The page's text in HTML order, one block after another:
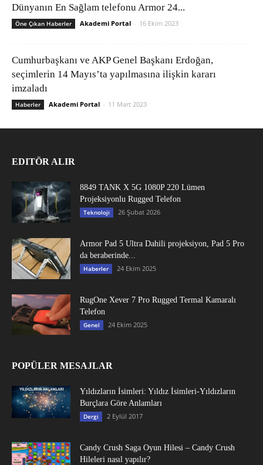
Dünyanın En Sağlam telefonu Armor 24...
Öne Çıkan Haberler Akademi Portal - 16 Ekim 2023
Cumhurbaşkanı ve AKP Genel Başkanı Erdoğan,
seçimlerin 14 Mayıs’ta yapılmasına ilişkin kararı
imzaladı
Haberler Akademi Portal - 11 Mart 2023
EDITÖR ALIR
8849 TANK X 5G 1080P 220 Lümen
Projeksiyonlu Rugged Telefon
Teknoloji 26 Şubat 2026
Armor Pad 5 Ultra Dahili projeksiyon, Pad 5 Pro
da beraberinde...
Haberler 24 Ekim 2025
RugOne Xever 7 Pro Rugged Termal Kamaralı
Telefon
Genel 24 Ekim 2025
POPÜLER MESAJLAR
Yıldızların İsimleri: Yıldız İsimleri-Yıldızların
Burçlara Göre Anlamları
Dergi 2 Eylül 2017
Candy Crush Saga Oyun Hilesi – Candy Crush
Hileleri nasıl yapılır?